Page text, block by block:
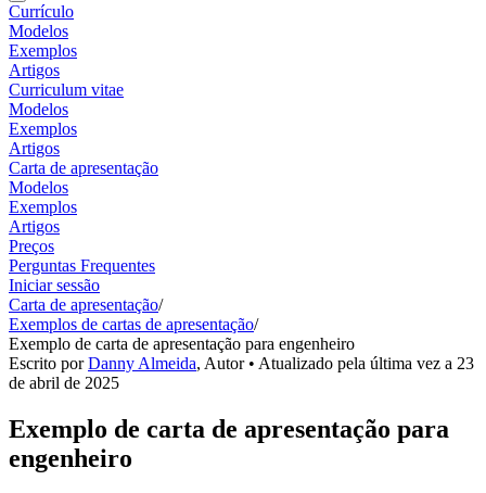
Currículo
Modelos
Exemplos
Artigos
Curriculum vitae
Modelos
Exemplos
Artigos
Carta de apresentação
Modelos
Exemplos
Artigos
Preços
Perguntas Frequentes
Iniciar sessão
Carta de apresentação/
Exemplos de cartas de apresentação/
Exemplo de carta de apresentação para engenheiro
Escrito porDanny Almeida, Autor• Atualizado pela última vez a 23
de abril de 2025
Exemplo de carta de apresentação para
engenheiro